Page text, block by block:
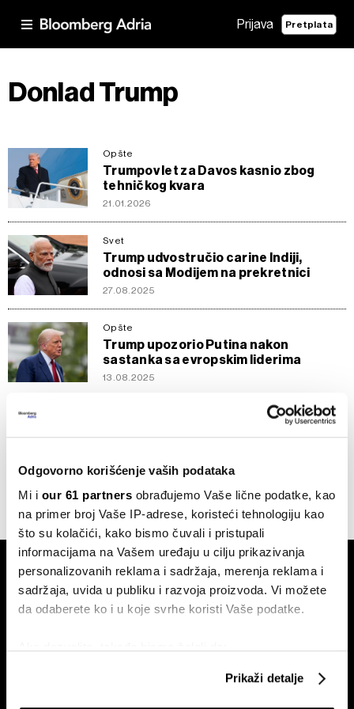
Odgovorno korišćenje vaših podataka
Mi i our 61 partners obrađujemo Vaše lične podatke, kao
na primer broj Vaše IP-adrese, koristeći tehnologiju kao
što su kolačići, kako bismo čuvali i pristupali
informacijama na Vašem uređaju u cilju prikazivanja
personalizovanih reklama i sadržaja, merenja reklama i
sadržaja, uvida u publiku i razvoja proizvoda. Vi možete
da odaberete ko i u koje svrhe koristi Vaše podatke.
Prikaži detalje
Prijava Pretplata
Donlad Trump
Opšte
Trumpov let za Davos kasnio zbog
tehničkog kvara
21.01.2026
Svet
Trump udvostručio carine Indiji,
odnosi sa Modijem na prekretnici
27.08.2025
Opšte
Trump upozorio Putina nakon
sastanka sa evropskim liderima
13.08.2025
danas
11.08.2025
newsletter